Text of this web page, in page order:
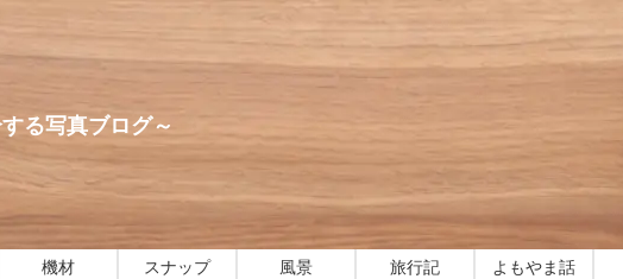
る写真ブログ～
機材 スナップ 風景 旅行記 よもやま話